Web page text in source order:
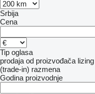
Srbija
Cena
Tip oglasa
prodaja od proizvođača lizing
(trade-in) razmena
Godina proizvodnje